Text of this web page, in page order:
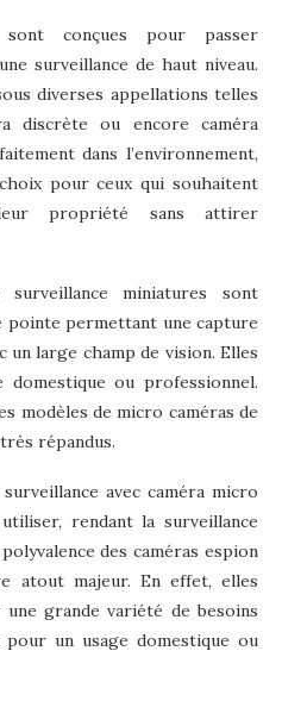
sont conçues pour passer
surveillance de haut niveau.
diverses appellations telles
discrète ou encore caméra
dans l’environnement,
pour ceux qui souhaitent
propriété sans attirer
miniatures sont
pointe permettant une capture
un large champ de vision. Elles
ou professionnel.
modèles de micro caméras de
répandus.
avec caméra micro
rendant la surveillance
des caméras espion
atout majeur. En effet, elles
grande variété de besoins
un usage domestique ou